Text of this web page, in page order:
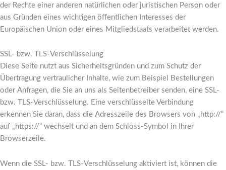
der Rechte einer anderen natürlichen oder juristischen Person oder
aus Gründen eines wichtigen öffentlichen Interesses der
Europäischen Union oder eines Mitgliedstaats verarbeitet werden.
SSL- bzw. TLS-Verschlüsselung
Diese Seite nutzt aus Sicherheitsgründen und zum Schutz der
Übertragung vertraulicher Inhalte, wie zum Beispiel Bestellungen
oder Anfragen, die Sie an uns als Seitenbetreiber senden, eine SSL-
bzw. TLS-Verschlüsselung. Eine verschlüsselte Verbindung
erkennen Sie daran, dass die Adresszeile des Browsers von „http://“
auf „https://“ wechselt und an dem Schloss-Symbol in Ihrer
Browserzeile.
Wenn die SSL- bzw. TLS-Verschlüsselung aktiviert ist, können die